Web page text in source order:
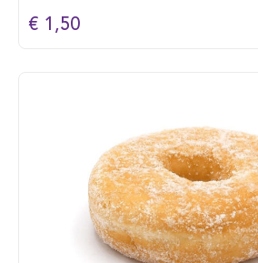
€ 1,50